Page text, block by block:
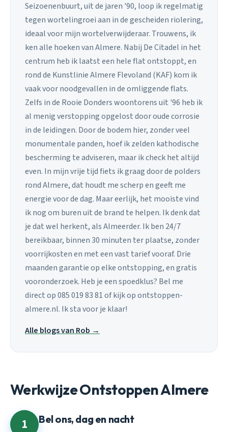
Seizoenenbuurt, uit de jaren '90, loop ik regelmatig
tegen wortelingroei aan in de gescheiden riolering,
ideaal voor mijn wortelverwijderaar. Trouwens, ik
ken alle hoeken van Almere. Nabij De Citadel in het
centrum heb ik laatst een hele flat ontstoppt, en
rond de Kunstlinie Almere Flevoland (KAF) kom ik
vaak voor noodgevallen in de omliggende flats.
Zelfs in de Rooie Donders woontorens uit '96 heb ik
al menig verstopping opgelost door oude corrosie
in de leidingen. Door de bodem hier, zonder veel
monumentale panden, hoef ik zelden kathodische
bescherming te adviseren, maar ik check het altijd
even. In mijn vrije tijd fiets ik graag door de polders
rond Almere, dat houdt me scherp en geeft me
energie voor de dag. Maar eerlijk, het mooiste vind
ik nog om buren uit de brand te helpen. Ik denk dat
je dat wel herkent, als Almeerder. Ik ben 24/7
bereikbaar, binnen 30 minuten ter plaatse, zonder
voorrijkosten en met een vast tarief vooraf. Drie
maanden garantie op elke ontstopping, en gratis
vooronderzoek. Heb je een spoedklus? Bel me
direct op 085 019 83 81 of kijk op ontstoppen-
almere.nl. Ik sta voor je klaar!
Alle blogs van Rob →
Werkwijze Ontstoppen Almere
1 Bel ons, dag en nacht